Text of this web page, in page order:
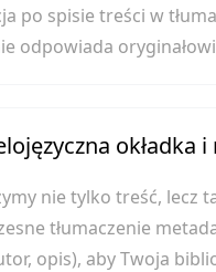
po spisie treści w
odpowiada
okładka
nie tylko treść, lecz
tłumaczenie
opis), aby Twoja